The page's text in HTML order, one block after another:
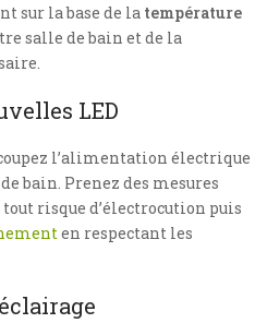
sur la base de la température
salle de bain et de la
LED
l’alimentation électrique
bain. Prenez des mesures
risque d’électrocution puis
en respectant les